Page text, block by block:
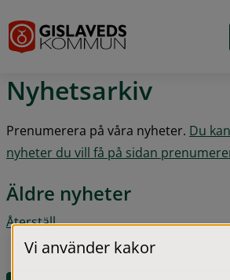
Nyhetsarkiv
Prenumerera på våra nyheter. Du
nyheter du vill få på sidan
Äldre nyheter
Återställ
Vi använder kakor